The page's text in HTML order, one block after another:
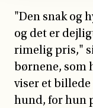
"Den snak og
og det er
rimelig pris,"
børnene, som
viser et
hund, for hun